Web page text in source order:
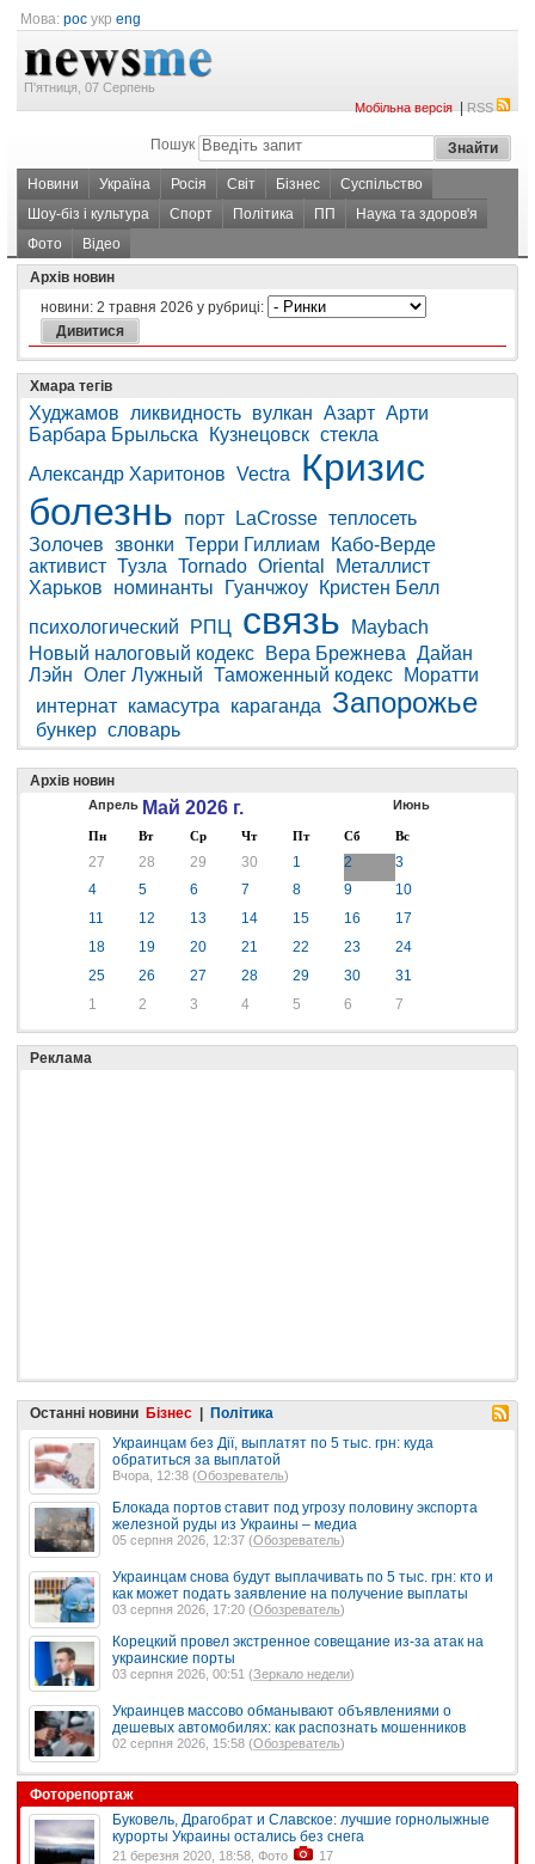
Мова: рос укр eng
П'ятниця, 07 Серпень
Мобільна версія|RSS
Пошук
Новини Україна Росія Світ Бізнес
Суспільство
Шоу-біз і культура
Спорт Політика ПП
Наука та здоров'я
Фото
Відео
Архів новин
новини: 2 травня 2026 у рубриці:
Хмара тегів
Худжамов ликвидность вулкан Азарт Арти
Барбара Брыльска
Кузнецовск стекла
Александр Харитонов Vectra
Кризис
болезнь
порт LaCrosse теплосеть
Золочев звонки Терри Гиллиам
Кабо-Верде
активист Тузла Tornado Oriental
Металлист
Харьков
номинанты Гуанчжоу
Кристен Белл
психологический
РПЦ связь
Maybach
Новый налоговый кодекс
Вера Брежнева Дайан
Лэйн Олег Лужный Таможенный кодекс
Моратти
интернат камасутра караганда Запорожье
бункер словарь
Архів новин
Апрель Май 2026 г. Июнь
Пн Вт Ср Чт Пт Сб Вс
27 28 29 30 1 2
3
4
5 6 7 8 9
10
11
12 13 14 15 16
17
18
19 20 21 22 23
24
25
26 27 28 29 30
31
1
2 3 4 5 6 7
Реклама
Останні новини Бізнес
Політика
Украинцам без Дії, выплатят по 5 тыс. грн: куда
обратиться за выплатой
Вчора, 12:38 (Обозреватель)
Блокада портов ставит под угрозу половину экспорта
железной руды из Украины – медиа
05 серпня 2026, 12:37 (Обозреватель)
Украинцам снова будут выплачивать по 5 тыс. грн: кто и
как может подать заявление на получение выплаты
03 серпня 2026, 17:20 (Обозреватель)
Корецкий провел экстренное совещание из-за атак на
украинские порты
03 серпня 2026, 00:51 (Зеркало недели)
Украинцев массово обманывают объявлениями о
дешевых автомобилях: как распознать мошенников
02 серпня 2026, 15:58 (Обозреватель)
Фоторепортаж
Буковель, Драгобрат и Славское: лучшие горнолыжные
курорты Украины остались без снега
21 березня 2020, 18:58, Фото 17